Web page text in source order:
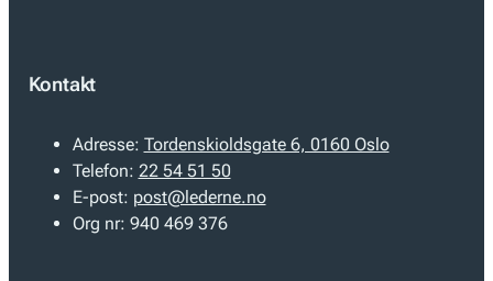
Kontakt
Adresse: Tordenskioldsgate 6, 0160 Oslo
Telefon: 22 54 51 50
E-post: post@lederne.no
Org nr: 940 469 376